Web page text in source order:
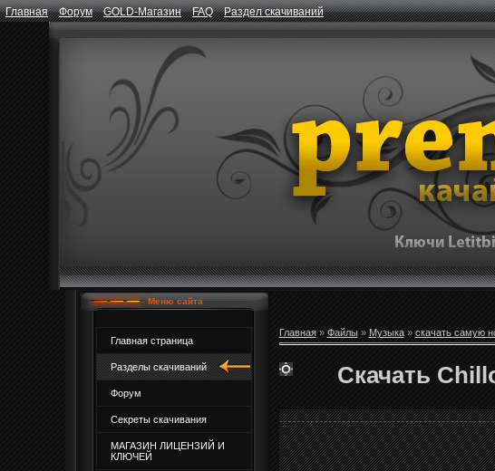
Главная Форум GOLD-Магазин FAQ Раздел скачиваний
Меню сайта
Главная страница
Разделы скачиваний
Форум
Секреты скачивания
МАГАЗИН ЛИЦЕНЗИЙ И
КЛЮЧЕЙ
Главная» Файлы» Музыка» скачать самую
Скачать